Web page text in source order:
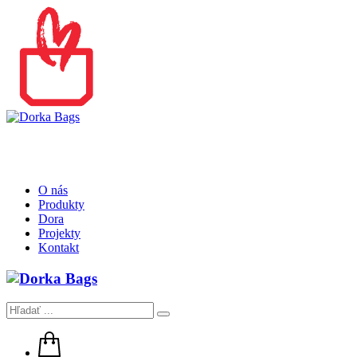
O nás
Produkty
Dora
Projekty
Kontakt